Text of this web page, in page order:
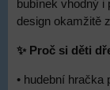
bubínek vhodný i
design okamžitě
✨ Proč si děti
• hudební hračka